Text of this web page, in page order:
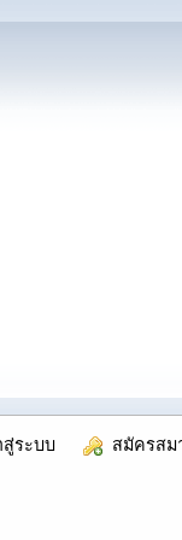
สู่ระบบ สมัครสม